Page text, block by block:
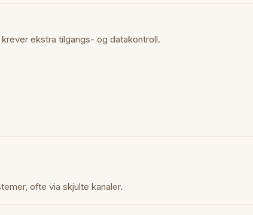
ekstra tilgangs- og datakontroll.
ofte via skjulte kanaler.